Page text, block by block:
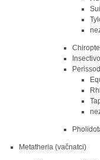
Metatheria (vačnatci)